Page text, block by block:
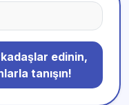
edinin,
tanışın!